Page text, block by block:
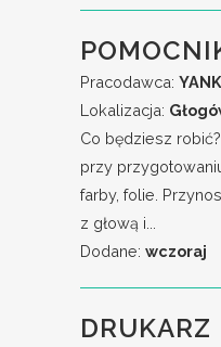
Pracodawca:
Lokalizacja:
Co będziesz
przy
farby, folie.
z głową i...
Dodane: wczoraj
DRUKARZ